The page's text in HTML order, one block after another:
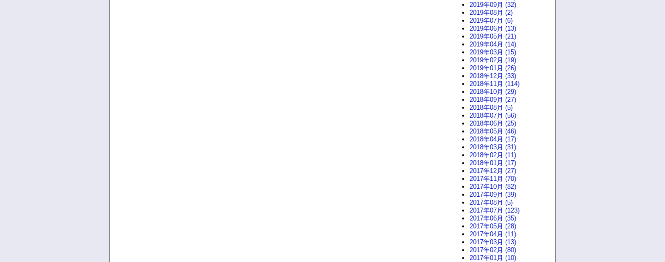
2019年09月 (32)
2019年08月 (2)
2019年07月 (6)
2019年06月 (13)
2019年05月 (21)
2019年04月 (14)
2019年03月 (15)
2019年02月 (19)
2019年01月 (26)
2018年12月 (33)
2018年11月 (114)
2018年10月 (29)
2018年09月 (27)
2018年08月 (5)
2018年07月 (56)
2018年06月 (25)
2018年05月 (46)
2018年04月 (17)
2018年03月 (31)
2018年02月 (11)
2018年01月 (17)
2017年12月 (27)
2017年11月 (70)
2017年10月 (82)
2017年09月 (39)
2017年08月 (5)
2017年07月 (123)
2017年06月 (35)
2017年05月 (28)
2017年04月 (11)
2017年03月 (13)
2017年02月 (80)
2017年01月 (10)